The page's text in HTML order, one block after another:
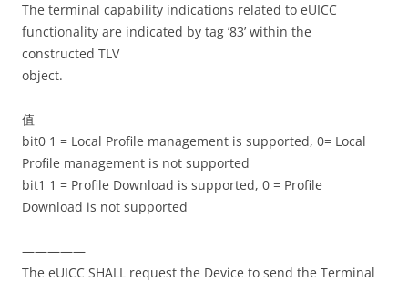
The terminal capability indications related to eUICC
functionality are indicated by tag ’83’ within the
constructed TLV
object.
值
bit0 1 = Local Profile management is supported, 0= Local
Profile management is not supported
bit1 1 = Profile Download is supported, 0 = Profile
Download is not supported
—————
The eUICC SHALL request the Device to send the Terminal